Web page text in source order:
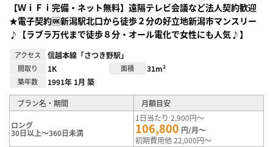
【ＷｉＦｉ完備・ネット無料】遠隔テレビ会議など法人契約歓迎
★電子契約🆗新潟駅北口から徒歩２分の好立地新潟市マンスリー
♪【ラブラ万代まで徒歩８分・オール電化で女性にも人気♪】
アクセス 信越本線「さつき野駅」
間取り 1K 面積 31m²
築年数 1991年 1月 築
プラン名・期間 月額目安
ロング
30日以上～360日未満
1日当たり 2,900円～
106,800 円/月～
初期費用他 22,000円～